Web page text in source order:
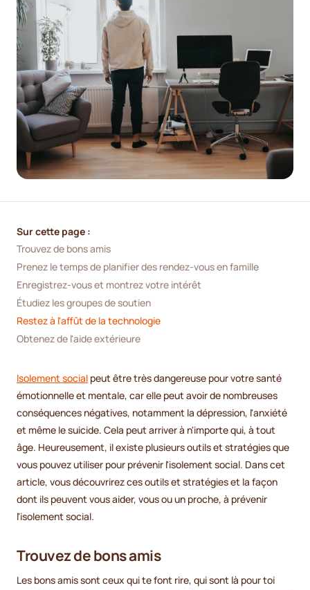
Sur cette page :
Trouvez de bons amis
Prenez le temps de planifier des rendez-vous en famille
Enregistrez-vous et montrez votre intérêt
Étudiez les groupes de soutien
Restez à l'affût de la technologie
Obtenez de l'aide extérieure
Isolement social peut être très dangereuse pour votre santé
émotionnelle et mentale, car elle peut avoir de nombreuses
conséquences négatives, notamment la dépression, l'anxiété
et même le suicide. Cela peut arriver à n'importe qui, à tout
âge. Heureusement, il existe plusieurs outils et stratégies que
vous pouvez utiliser pour prévenir l'isolement social. Dans cet
article, vous découvrirez ces outils et stratégies et la façon
dont ils peuvent vous aider, vous ou un proche, à prévenir
l'isolement social.
Trouvez de bons amis
Les bons amis sont ceux qui te font rire, qui sont là pour toi